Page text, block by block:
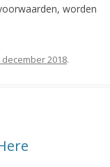
worden
december 2018.